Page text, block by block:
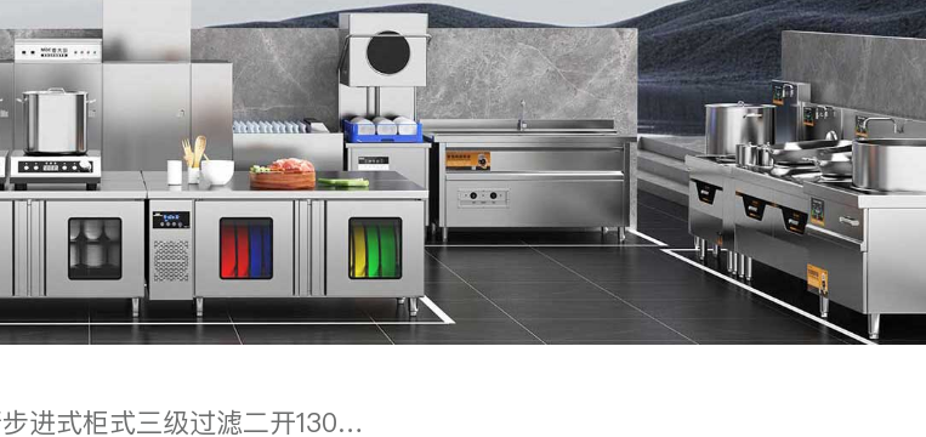
麦大厨步进式柜式三级过滤二开130L商用开水机